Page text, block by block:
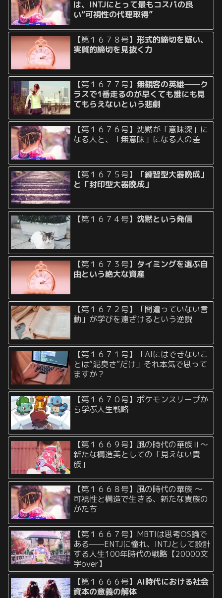
は、INTJにとって最もコスパの良
い“可視性の代理取得”
【第１６７８号】形式的締切を疑い、
実質的締切を見抜く力
【第１６７７号】 無観客の英雄──ク
ラスで1番走るのが早くても誰にも見
てもらえないという悲劇
【第１６７６号】沈黙が「意味深」に
なる人と、「無意味」になる人の差
【第１６７５号】
「練習型大器晩成」
と「封印型大器晩成」
【第１６７４号】 沈黙という発信
【第１６７３号】 タイミングを選ぶ自
由という絶大な資産
【第１６７２号】「間違っていない言
動」が学びを遠ざけるという逆説
【第１６７１号】「AIにはできないこ
とは“泥臭さ”だけ」それ本気で思って
ますか？
【第１６７０号】ポケモンスリープか
ら学ぶ人生戦略
【第１６６９号】風の時代の華族Ⅱ〜
新たな構造美としての「見えない貴
族」
【第１６６８号】風の時代の華族 〜
可視性と構造で生きる、新たな貴族の
かたち
【第１６６７号】MBTIは思考OS論で
ある——ENTJに憧れ、INTJとして設計
する人生100年時代の戦略【20000文
字over】
【第１６６６号】AI時代における社会
資本の意義の解体